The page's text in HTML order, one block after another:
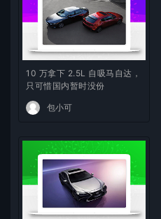
10 万拿下 2.5L 自吸马自达，
只可惜国内暂时没份
包小可